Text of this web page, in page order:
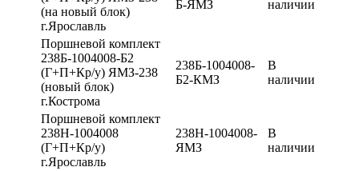
(на новый блок)
г.Ярославль
Б-ЯМЗ
наличии
Поршневой комплект
238Б-1004008-Б2
(Г+П+Кр/у) ЯМЗ-238
(новый блок)
г.Кострома
238Б-1004008-
Б2-КМЗ
В
наличии
Поршневой комплект
238Н-1004008
(Г+П+Кр/у)
г.Ярославль
238Н-1004008-
ЯМЗ
В
наличии